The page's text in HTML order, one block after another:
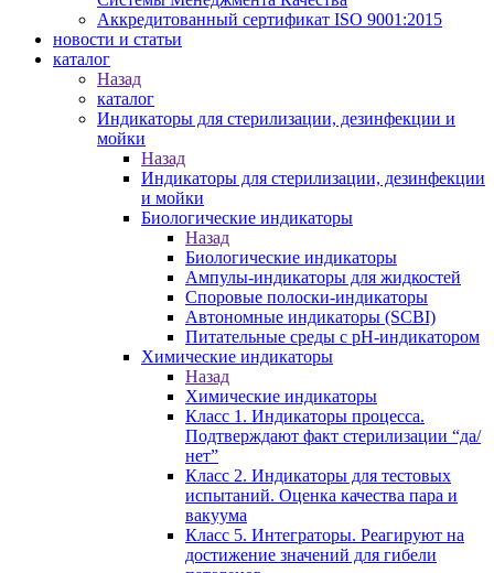
Аккредитованный сертификат ISO 9001:2015
новости и статьи
каталог
Назад
каталог
Индикаторы для стерилизации, дезинфекции и
мойки
Назад
Индикаторы для стерилизации, дезинфекции
и мойки
Биологические индикаторы
Назад
Биологические индикаторы
Ампулы-индикаторы для жидкостей
Споровые полоски-индикаторы
Автономные индикаторы (SCBI)
Питательные среды с рН-индикатором
Химические индикаторы
Назад
Химические индикаторы
Класс 1. Индикаторы процесса.
Подтверждают факт стерилизации “да/
нет”
Класс 2. Индикаторы для тестовых
испытаний. Оценка качества пара и
вакуума
Класс 5. Интеграторы. Реагируют на
достижение значений для гибели